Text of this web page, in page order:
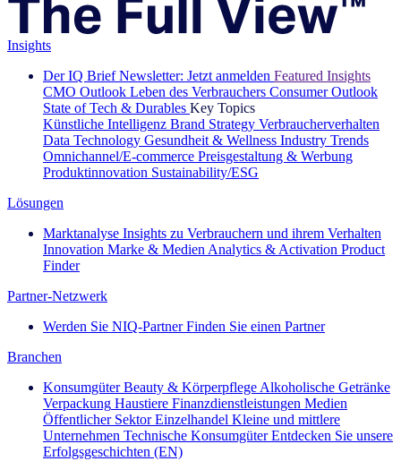
Insights
Der IQ Brief Newsletter: Jetzt anmelden Featured Insights
CMO Outlook Leben des Verbrauchers Consumer Outlook
State of Tech & Durables Key Topics
Künstliche Intelligenz Brand Strategy Verbraucherverhalten
Data Technology Gesundheit & Wellness Industry Trends
Omnichannel/E-commerce Preisgestaltung & Werbung
Produktinnovation Sustainability/ESG
Lösungen
Marktanalyse Insights zu Verbrauchern und ihrem Verhalten
Innovation Marke & Medien Analytics & Activation Product
Finder
Partner-Netzwerk
Werden Sie NIQ-Partner Finden Sie einen Partner
Branchen
Konsumgüter Beauty & Körperpflege Alkoholische Getränke
Verpackung Haustiere Finanzdienstleistungen Medien
Öffentlicher Sektor Einzelhandel Kleine und mittlere
Unternehmen Technische Konsumgüter Entdecken Sie unsere
Erfolgsgeschichten (EN)